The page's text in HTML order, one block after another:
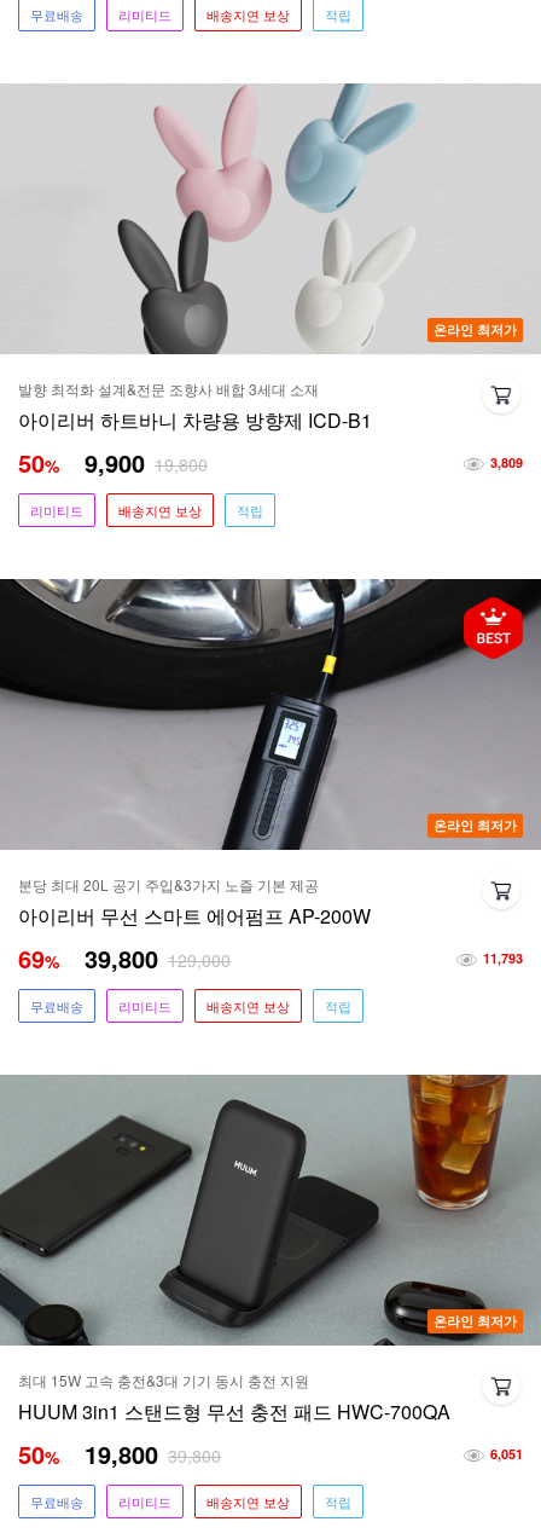
무료배송 리미티드 배송지연 보상 적립
온라인 최저가
발향 최적화 설계&전문 조향사 배합 3세대 소재
아이리버 하트바니 차량용 방향제 ICD-B1
3,809
50% 9,900 19,800
리미티드 배송지연 보상 적립
온라인 최저가
분당 최대 20L 공기 주입&3가지 노즐 기본 제공
아이리버 무선 스마트 에어펌프 AP-200W
11,793
69% 39,800 129,000
무료배송 리미티드 배송지연 보상 적립
온라인 최저가
최대 15W 고속 충전&3대 기기 동시 충전 지원
HUUM 3in1 스탠드형 무선 충전 패드 HWC-700QA
6,051
50% 19,800 39,800
무료배송 리미티드 배송지연 보상 적립